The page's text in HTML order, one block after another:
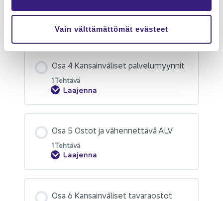
Vain välttämättömät evästeet
1 Teh­tä­vä
Laajenna
Osa 4 Kan­sain­vä­li­set pal­ve­lu­myyn­nit
1 Teh­tä­vä
Laajenna
Osa 5 Ostot ja vä­hen­net­tä­vä ALV
1 Teh­tä­vä
Laajenna
Osa 6 Kan­sain­vä­li­set ta­va­raos­tot